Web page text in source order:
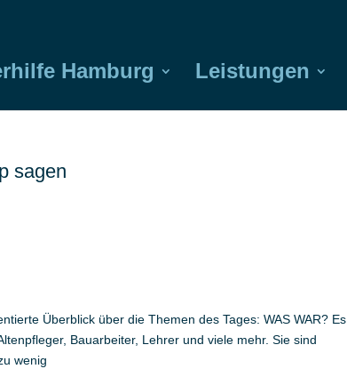
Hamburg Leistungen
sagen
Überblick über die Themen des Tages: WAS WAR? Es
Bauarbeiter, Lehrer und viele mehr. Sie sind
wenig